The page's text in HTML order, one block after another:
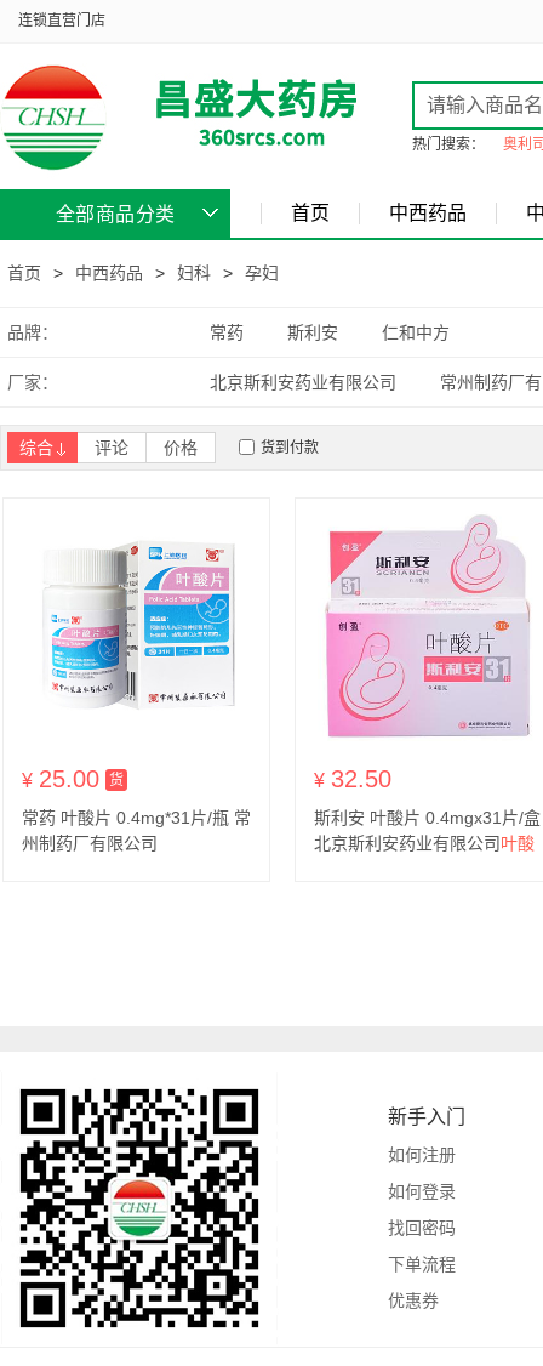
连锁直营门店
热门搜索： 奥利
全部商品分类 首页 中西药品
首页 > 中西药品 > 妇科 > 孕妇
品牌： 常药 斯利安 仁和中方
厂家： 北京斯利安药业有限公司 常州制药厂
综合 评论 价格 货到付款
¥ 25.00 货
常药 叶酸片 0.4mg*31片/瓶 常
州制药厂有限公司
¥ 32.50
斯利安 叶酸片 0.4mgx31片/盒
北京斯利安药业有限公司叶酸
新手入门
如何注册
如何登录
找回密码
下单流程
优惠券